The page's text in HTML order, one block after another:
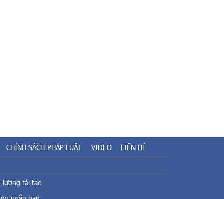
CHÍNH SÁCH PHÁP LUẬT VIDEO LIÊN HỆ
lượng tái tạo